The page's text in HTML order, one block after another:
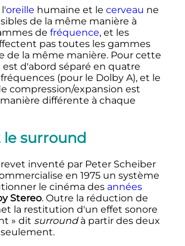
oreille humaine et le cerveau ne
de la même manière à
de fréquence, et les
pas toutes les gammes
de la même manière. Pour cette
est d'abord séparé en quatre
(pour le Dolby A), et le
compression/expansion est
différente à chaque
le surround
inventé par Peter Scheiber
en 1975 un système
le cinéma des années
Stereo. Outre la réduction de
la restitution d'un effet sonore
» dit surroundà partir des deux